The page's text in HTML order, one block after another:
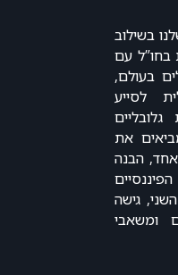
בשילוב
בחו”ל עם
בעולם,
לסייע
את
הבנה
גישה
ומשאבי